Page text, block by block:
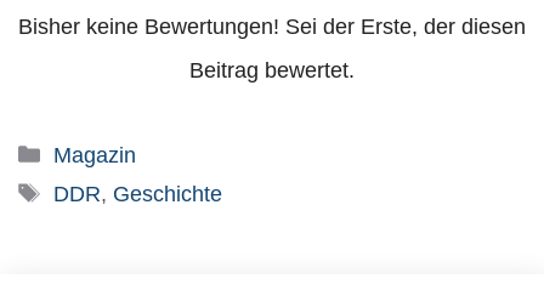
Bisher keine Bewertungen! Sei der Erste, der diesen
Beitrag bewertet.
Kategorien
Magazin
Schlagwörter
DDR, Geschichte